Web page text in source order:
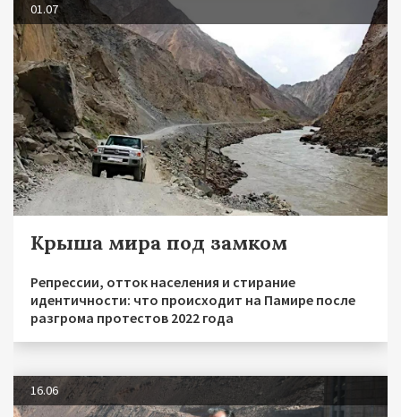
01.07
Крыша мира под замком
Репрессии, отток населения и стирание
идентичности: что происходит на Памире после
разгрома протестов 2022 года
16.06